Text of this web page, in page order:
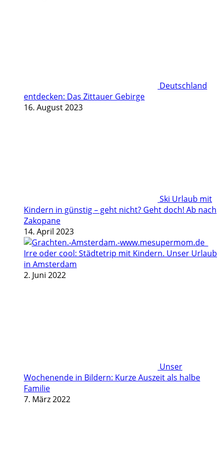
Deutschland
entdecken: Das Zittauer Gebirge
16. August 2023
Ski Urlaub mit
Kindern in günstig – geht nicht? Geht doch! Ab nach
Zakopane
14. April 2023
Irre oder cool: Städtetrip mit Kindern. Unser Urlaub
in Amsterdam
2. Juni 2022
Unser
Wochenende in Bildern: Kurze Auszeit als halbe
Familie
7. März 2022